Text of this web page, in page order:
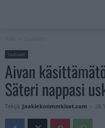
Uutiset
Aivan
Säteri nappasi
Tekijä Jaakiekonmmkisat.com -